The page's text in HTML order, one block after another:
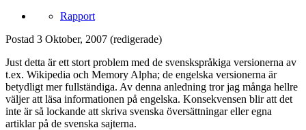
Rapport
Postad 3 Oktober, 2007 (redigerade)
Just detta är ett stort problem med de svenskspråkiga versionerna av
t.ex. Wikipedia och Memory Alpha; de engelska versionerna är
betydligt mer fullständiga. Av denna anledning tror jag många hellre
väljer att läsa informationen på engelska. Konsekvensen blir att det
inte är så lockande att skriva svenska översättningar eller egna
artiklar på de svenska sajterna.